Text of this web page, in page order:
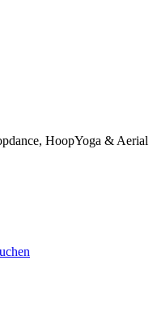
HoopYoga & Aerial